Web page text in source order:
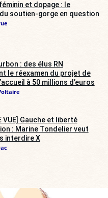
et dopage : le
soutien-gorge en question
: des élus RN
le réexamen du projet de
à 50 millions d’euros
VUE] Gauche et liberté
: Marine Tondelier veut
interdire X